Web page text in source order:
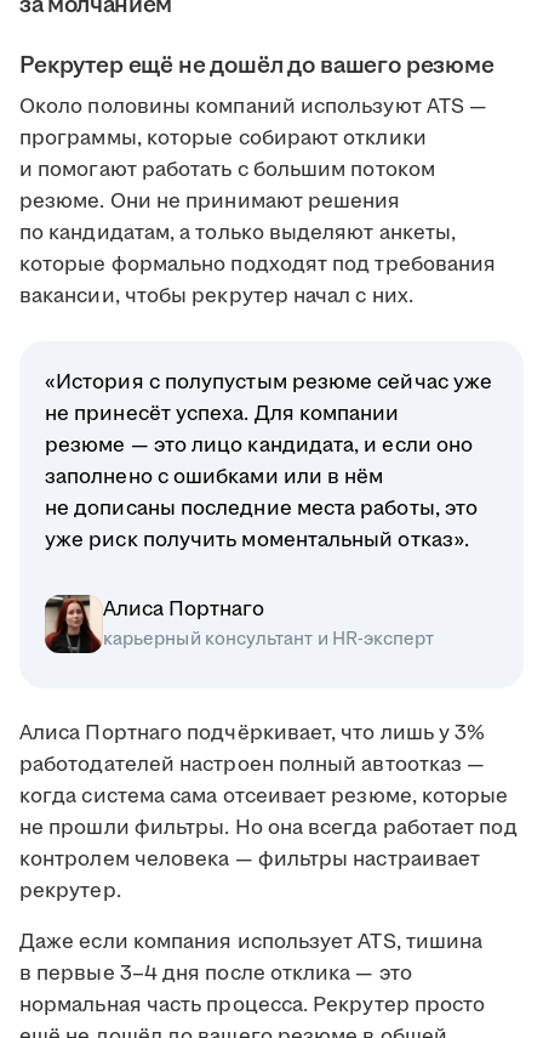
Рекрутер ещё не дошёл до вашего резюме
Около половины компаний используют ATS —
программы, которые собирают отклики
и помогают работать с большим потоком
резюме. Они не принимают решения
по кандидатам, а только выделяют анкеты,
которые формально подходят под требования
вакансии, чтобы рекрутер начал с них.
«История с полупустым резюме сейчас уже
не принесёт успеха. Для компании
резюме — это лицо кандидата, и если оно
заполнено с ошибками или в нём
не дописаны последние места работы, это
уже риск получить моментальный отказ».
Алиса Портнаго
карьерный консультант и HR-эксперт
Алиса Портнаго подчёркивает, что лишь у 3%
работодателей настроен полный автоотказ —
когда система сама отсеивает резюме, которые
не прошли фильтры. Но она всегда работает под
контролем человека — фильтры настраивает
рекрутер.
Даже если компания использует ATS, тишина
в первые 3–4 дня после отклика — это
нормальная часть процесса. Рекрутер просто